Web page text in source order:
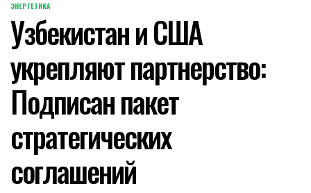
POSTED
IN
ЭНЕРГЕТИКА
Узбекистан и США
укрепляют партнерство:
Подписан пакет
стратегических
соглашений